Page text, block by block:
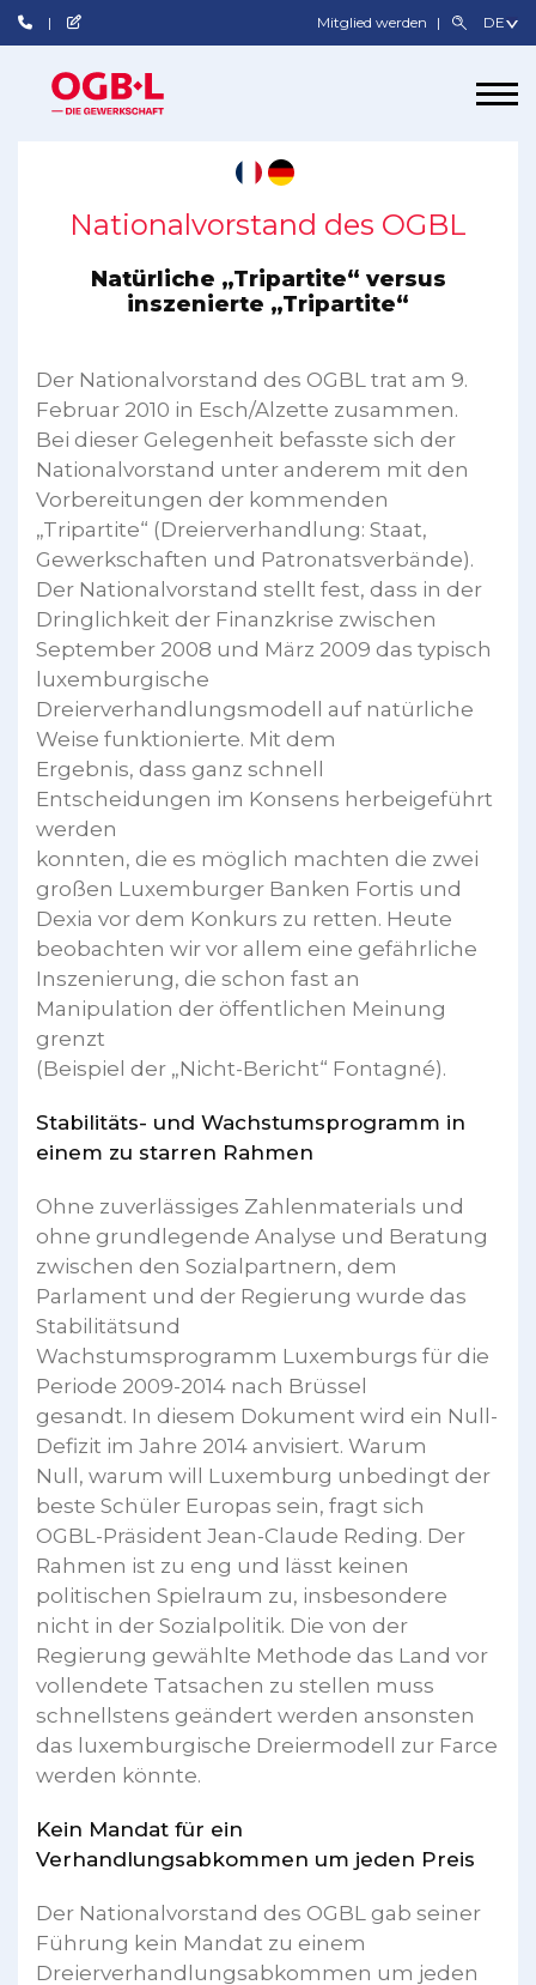
Mitglied werden
Nationalvorstand des OGBL
Natürliche „Tripartite“ versus
inszenierte „Tripartite“
Der Nationalvorstand des OGBL trat am 9.
Februar 2010 in Esch/Alzette zusammen.
Bei dieser Gelegenheit befasste sich der
Nationalvorstand unter anderem mit den
Vorbereitungen der kommenden
„Tripartite“ (Dreierverhandlung: Staat,
Gewerkschaften und Patronatsverbände).
Der Nationalvorstand stellt fest, dass in der
Dringlichkeit der Finanzkrise zwischen
September 2008 und März 2009 das typisch
luxemburgische
Dreierverhandlungsmodell auf natürliche
Weise funktionierte. Mit dem
Ergebnis, dass ganz schnell
Entscheidungen im Konsens herbeigeführt
werden
konnten, die es möglich machten die zwei
großen Luxemburger Banken Fortis und
Dexia vor dem Konkurs zu retten. Heute
beobachten wir vor allem eine gefährliche
Inszenierung, die schon fast an
Manipulation der öffentlichen Meinung
grenzt
(Beispiel der „Nicht-Bericht“ Fontagné).
Stabilitäts- und Wachstumsprogramm in
einem zu starren Rahmen
Ohne zuverlässiges Zahlenmaterials und
ohne grundlegende Analyse und Beratung
zwischen den Sozialpartnern, dem
Parlament und der Regierung wurde das
Stabilitätsund
Wachstumsprogramm Luxemburgs für die
Periode 2009-2014 nach Brüssel
gesandt. In diesem Dokument wird ein Null-
Defizit im Jahre 2014 anvisiert. Warum
Null, warum will Luxemburg unbedingt der
beste Schüler Europas sein, fragt sich
OGBL-Präsident Jean-Claude Reding. Der
Rahmen ist zu eng und lässt keinen
politischen Spielraum zu, insbesondere
nicht in der Sozialpolitik. Die von der
Regierung gewählte Methode das Land vor
vollendete Tatsachen zu stellen muss
schnellstens geändert werden ansonsten
das luxemburgische Dreiermodell zur Farce
werden könnte.
Kein Mandat für ein
Verhandlungsabkommen um jeden Preis
Der Nationalvorstand des OGBL gab seiner
Führung kein Mandat zu einem
Dreierverhandlungsabkommen um jeden